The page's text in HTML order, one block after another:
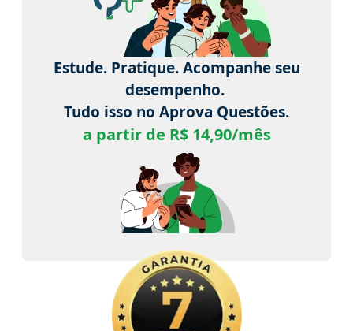
Estude. Pratique. Acompanhe seu
desempenho.
Tudo isso no Aprova Questões.
a partir de R$ 14,90/mês